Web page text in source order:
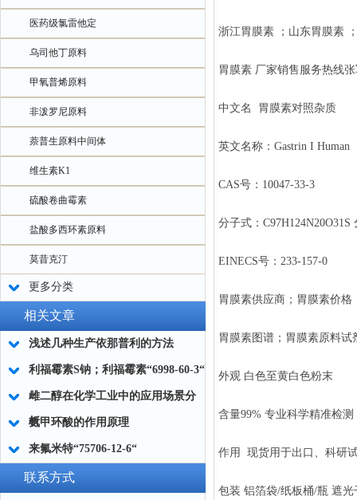
医药级氯雷他定
乌司他丁原料
甲氧普烯原料
非泼罗尼原料
萘普生原料中间体
维生素K1
硫酸卷曲霉素
盐酸多西环素原料
莫昔克汀
更多分类
相关文章
浅述几种生产依那普利的方法
利福霉素S钠；利福霉素“6998-60-3“
雌二醇在化学工业中的应用场景分
析
氨甲环酸的作用原理
来氟米特“75706-12-6“
联系方式
浙江胃膜素 ；山东胃膜素
胃膜素 厂家销售服务热线张
中文名 胃膜素对
英文名称：Gastrin I Human
CAS号：10047-33-3
分子式：C97H124N20O31S
EINECS号：233-157-0
胃膜素供应商；胃膜素价格
胃膜素图谱；胃膜素原料试
外观 白色至黄白色粉末
含量99% 专业科学精准检测
作用 现货用于出口、科研
包装 铝箔袋/纸板桶/瓶 遮